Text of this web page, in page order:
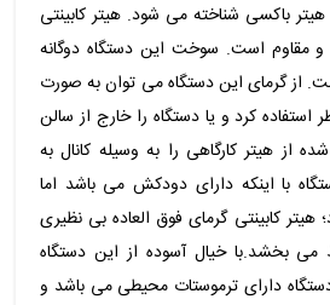
هیتر باکسی شناخته می شود. هیتر کابینتی
و مقاوم است. سوخت این دستگاه دوگانه
از گرمای این دستگاه می توان به صورت
کرد و یا دستگاه را خارج از سالن
از هیتر کارگاهی را به وسیله کانال به
با اینکه دارای دودکش می باشد اما
هیتر کابینتی گرمای فوق العاده بی نظیری
می بخشد.با خیال آسوده از این دستگاه
دارای ترموستات محیطی می باشد و